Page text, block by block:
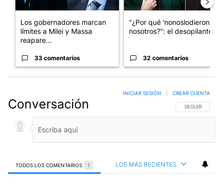
Los gobernadores marcan
límites a Milei y Massa
reapare...
33 comentarios
"¿Por qué 'nonoslodieron' a
nosotros?": el desopilante ...
32 comentarios
Conversación SIGA ESTA
SEGUIR
INICIAR SESIÓN CREAR CUENTA
TODOS LOS COMENTARIOS 1 LOS MÁS RECIENTES